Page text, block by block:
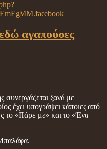
αγαπούσες
συνεργάζεται ξανά με
έχει υπογράψει κάποιες από
το «Πάρε με» και το «Ένα